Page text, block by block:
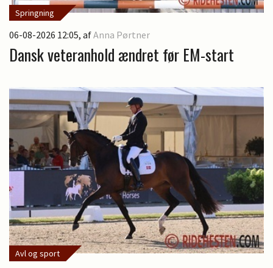
Springning
06-08-2026 12:05, afAnna Pørtner
Dansk veteranhold ændret før EM-start
Avl og sport